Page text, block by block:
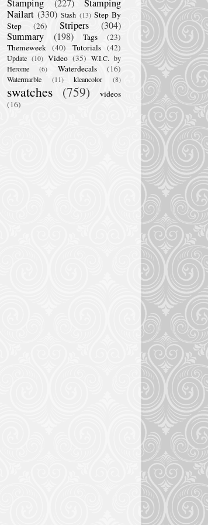
Stamping (227)
Stamping
Nailart (330) Stash (13) Step By
Step
(26) Stripers
(304)
Summary
(198) Tags
(23)
Themeweek (40) Tutorials (42)
Update (10) Video (35) W.I.C. by
Herome
(6) Waterdecals (16)
Watermarble (11) kleancolor (8)
swatches (759)
videos
(16)